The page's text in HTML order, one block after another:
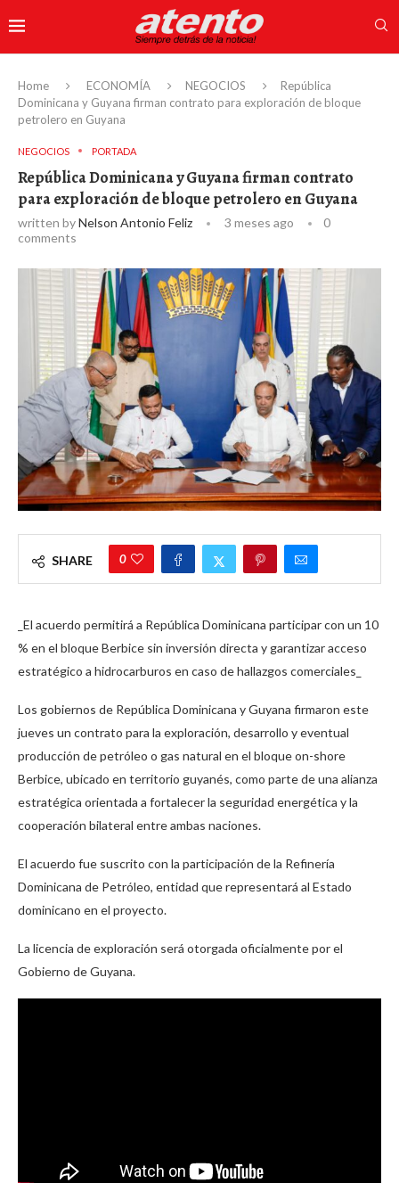
Home ECONOMÍA NEGOCIOS
República
Dominicana y Guyana firman contrato para exploración de bloque
petrolero en Guyana
NEGOCIOS PORTADA
República Dominicana y Guyana firman contrato
para exploración de bloque petrolero en Guyana
written byNelson Antonio Feliz 3 meses ago
0
comments
SHARE 0
_El acuerdo permitirá a República Dominicana participar con un 10
% en el bloque Berbice sin inversión directa y garantizar acceso
estratégico a hidrocarburos en caso de hallazgos comerciales_
Los gobiernos de República Dominicana y Guyana firmaron este
jueves un contrato para la exploración, desarrollo y eventual
producción de petróleo o gas natural en el bloque on-shore
Berbice, ubicado en territorio guyanés, como parte de una alianza
estratégica orientada a fortalecer la seguridad energética y la
cooperación bilateral entre ambas naciones.
El acuerdo fue suscrito con la participación de la Refinería
Dominicana de Petróleo, entidad que representará al Estado
dominicano en el proyecto.
La licencia de exploración será otorgada oficialmente por el
Gobierno de Guyana.